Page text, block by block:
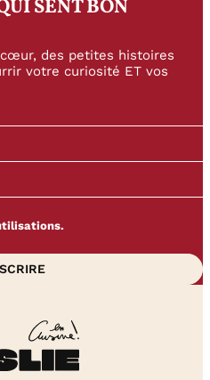
SENT BON
des petites histoires
votre curiosité ET vos